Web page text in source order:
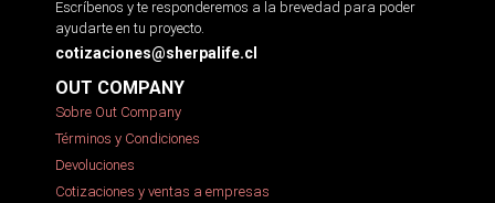
Escríbenos y te responderemos a la brevedad para poder
ayudarte en tu proyecto.
cotizaciones@sherpalife.cl
OUT COMPANY
Sobre Out Company
Términos y Condiciones
Devoluciones
Cotizaciones y ventas a empresas